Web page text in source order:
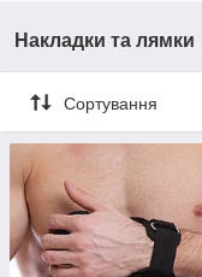
Накладки та лямки
Сортування